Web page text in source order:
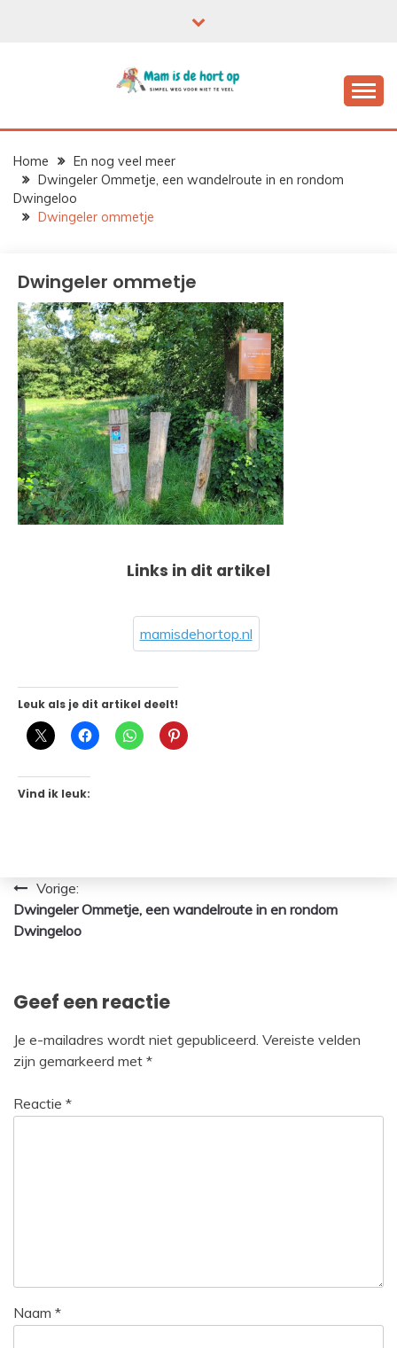
Home
En nog veel meer
Dwingeler Ommetje, een wandelroute in en rondom
Dwingeloo
Dwingeler ommetje
Dwingeler ommetje
Links in dit artikel
mamisdehortop.nl
Leuk als je dit artikel deelt!
Vind ik leuk:
Bericht
navigatie
Vorige:
Dwingeler Ommetje, een wandelroute in en rondom
Dwingeloo
Geef een reactie
Je e-mailadres wordt niet gepubliceerd. Vereiste velden
zijn gemarkeerd met *
Reactie *
Naam *